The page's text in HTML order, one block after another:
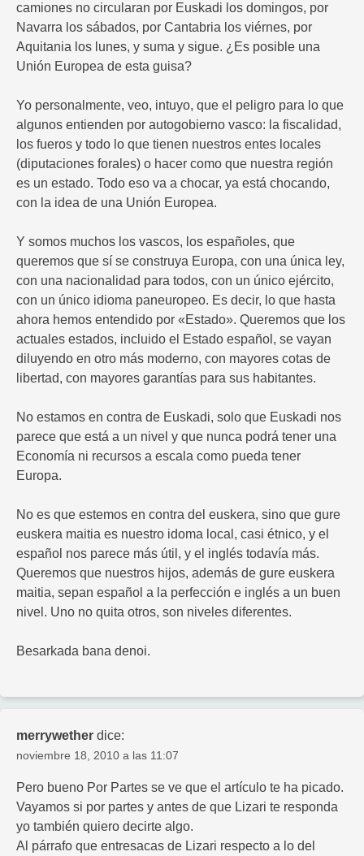
camiones no circularan por Euskadi los domingos, por
Navarra los sábados, por Cantabria los viérnes, por
Aquitania los lunes, y suma y sigue. ¿Es posible una
Unión Europea de esta guisa?
Yo personalmente, veo, intuyo, que el peligro para lo que
algunos entienden por autogobierno vasco: la fiscalidad,
los fueros y todo lo que tienen nuestros entes locales
(diputaciones forales) o hacer como que nuestra región
es un estado. Todo eso va a chocar, ya está chocando,
con la idea de una Unión Europea.
Y somos muchos los vascos, los españoles, que
queremos que sí se construya Europa, con una única ley,
con una nacionalidad para todos, con un único ejército,
con un único idioma paneuropeo. Es decir, lo que hasta
ahora hemos entendido por «Estado». Queremos que los
actuales estados, incluido el Estado español, se vayan
diluyendo en otro más moderno, con mayores cotas de
libertad, con mayores garantías para sus habitantes.
No estamos en contra de Euskadi, solo que Euskadi nos
parece que está a un nivel y que nunca podrá tener una
Economía ni recursos a escala como pueda tener
Europa.
No es que estemos en contra del euskera, sino que gure
euskera maitia es nuestro idoma local, casi étnico, y el
español nos parece más útil, y el inglés todavía más.
Queremos que nuestros hijos, además de gure euskera
maitia, sepan español a la perfección e inglés a un buen
nivel. Uno no quita otros, son niveles diferentes.
Besarkada bana denoi.
merrywether dice:
noviembre 18, 2010 a las 11:07
Pero bueno Por Partes se ve que el artículo te ha picado.
Vayamos si por partes y antes de que Lizari te responda
yo también quiero decirte algo.
Al párrafo que entresacas de Lizari respecto a lo del